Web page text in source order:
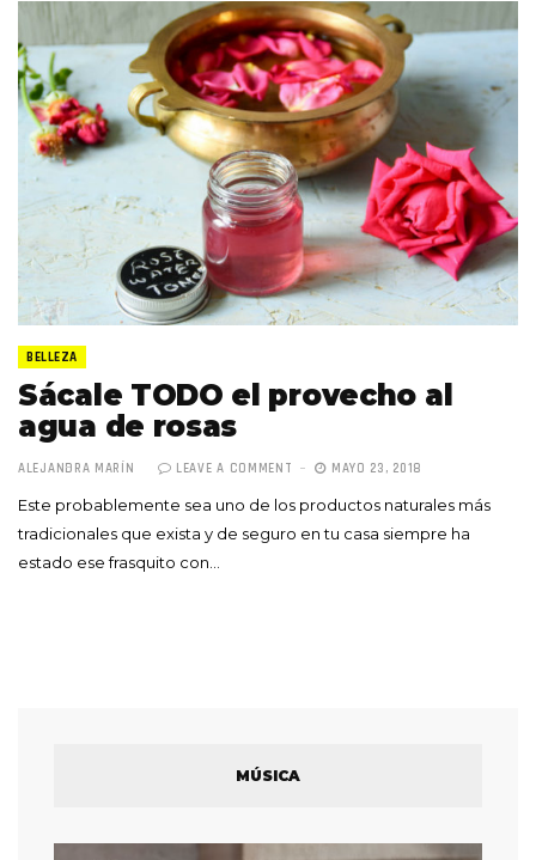
BELLEZA
Sácale TODO el provecho al
agua de rosas
ALEJANDRA MARÍN LEAVE A COMMENT MAYO 23, 2018
Este probablemente sea uno de los productos naturales más
tradicionales que exista y de seguro en tu casa siempre ha
estado ese frasquito con…
MÚSICA